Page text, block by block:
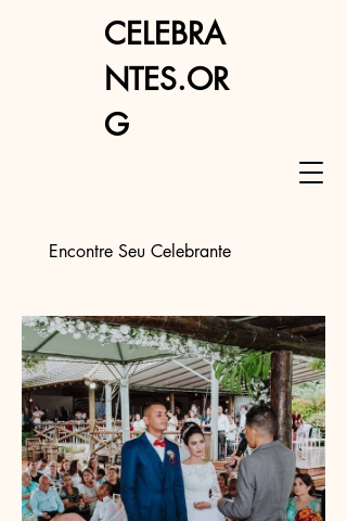
Encontre Seu Celebrante
CELEBRA
NTES.OR
G